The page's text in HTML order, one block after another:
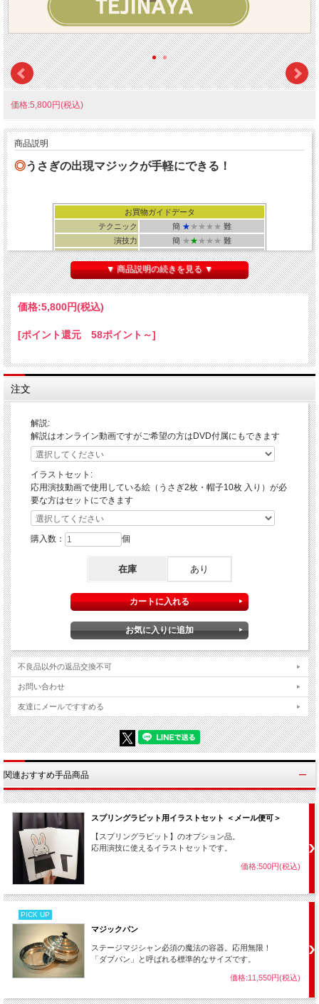
価格:5,800円(税込)
商品説明
◎うさぎの出現マジックが手軽にできる！
お買物ガイドデータ
テクニック
簡 ★★★★★ 難
演技力
簡 ★★★★★ 難
扱いやすさ
簡★★★★★難
距離
近 * 中 * 遠
演じる相手
２歳以上
↓ 動画をご覧下さい！ ↓
ハンカチーフや空っぽの紙袋から可愛いうさぎのぬいぐ
るみが出現します！
※仕掛け付きのハンカチーフが付属します。紙袋は付属しません。
↓ 応用演技の動画 ↓
※オプション品の絵と加工した市販クリップボードを使用（加工法の解説あり）
絵の中からうさぎ（ぬいぐるみ）が出てきます！
※動画で使用しているクリップボードは付属しません。（市販品の加
工方法を解説動画内で説明しています。）
※動画で使用しているうさぎの絵はオプション品として別売していま
す。（自作しても構いません。）
▼ 商品説明の続きを見る ▼
価格:5,800円(税込)
[ポイント還元 58ポイント～]
注文
解説:
解説はオンライン動画ですがご希望の方はDVD付属にもできます
イラストセット:
応用演技動画で使用している絵（うさぎ2枚・帽子10枚 入り）が必
要な方はセットにできます
購入数： 個
在庫 あり
不良品以外の返品交換不可
お問い合わせ
友達にメールですすめる
関連おすすめ手品商品
スプリングラビット用イラストセット ＜メール便可＞
【スプリングラビット】のオプション品。
応用演技に使えるイラストセットです。
価格:500円(税込)
PICK UP
マジックパン
ステージマジシャン必須の魔法の容器。応用無限！
「ダブパン」と呼ばれる標準的なサイズです。
価格:11,550円(税込)